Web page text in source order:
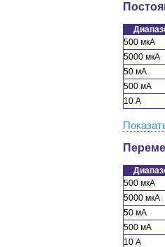
500 мкА
5000 мкА
50 мА
500 мА
10 А
500 мкА
5000 мкА
50 мА
500 мА
10 А